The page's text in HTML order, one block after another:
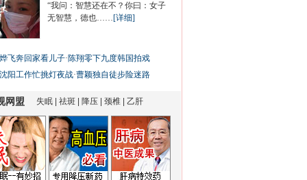
“我问：智慧还在不？你曰：女子
无智慧，德也……[详细]
飞奔回家看儿子·陈翔零下九度韩国拍戏
阳工作忙挑灯夜战·曹颖独自徒步险迷路